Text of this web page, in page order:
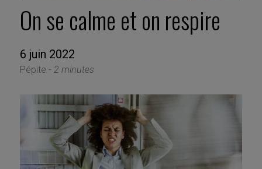
On se calme et on respire
6 juin 2022
Pépite - 2 minutes